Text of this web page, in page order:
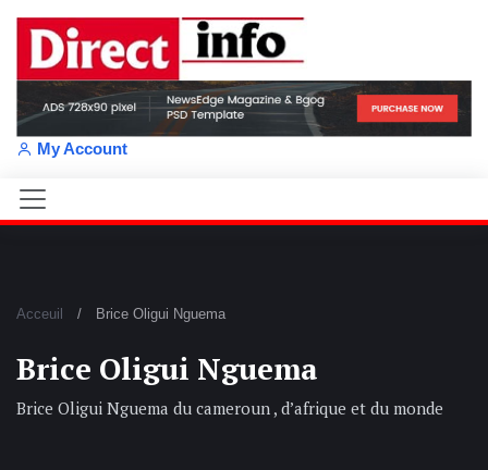
My Account
Acceuil Brice Oligui Nguema
Brice Oligui Nguema
Brice Oligui Nguema du cameroun , d’afrique et du monde